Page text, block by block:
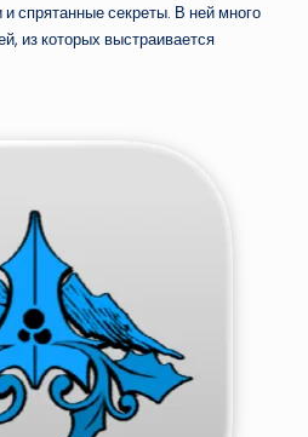
и спрятанные секреты. В ней много
из которых выстраивается